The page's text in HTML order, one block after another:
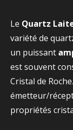
Le Quartz
variété de
un puissant
est souvent
Cristal de
émetteur/
propriétés